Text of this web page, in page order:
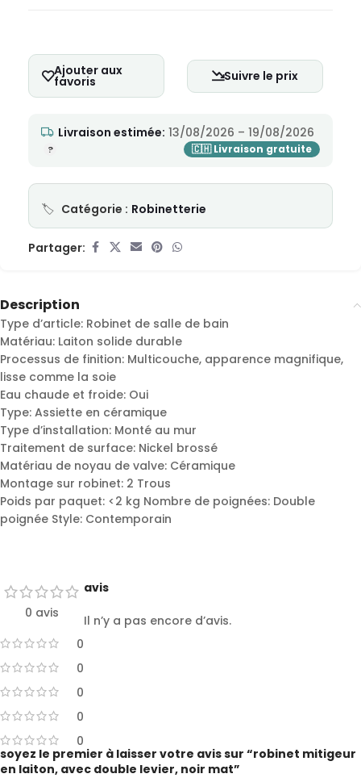
Ajouter aux
favoris Suivre le prix
Livraison estimée: 13/08/2026 – 19/08/2026
Catégorie : Robinetterie
Partager:
Description
Type d’article: Robinet de salle de bain
Matériau: Laiton solide durable
Processus de finition: Multicouche, apparence magnifique,
lisse comme la soie
Eau chaude et froide: Oui
Type: Assiette en céramique
Type d’installation: Monté au mur
Traitement de surface: Nickel brossé
Matériau de noyau de valve: Céramique
Montage sur robinet: 2 Trous
Poids par paquet: <2 kg Nombre de poignées: Double
poignée Style: Contemporain
0 avis
0
0
0
0
0
avis
Il n’y a pas encore d’avis.
soyez le premier à laisser votre avis sur “robinet mitigeur
en laiton, avec double levier, noir mat”